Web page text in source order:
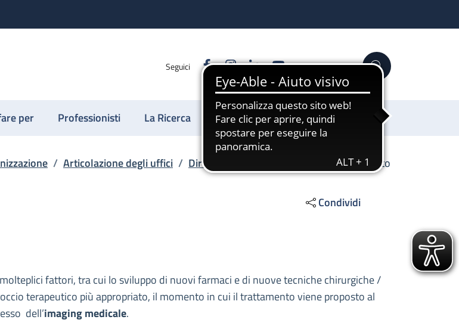
Seguici FacebookInstagram
LinkedinYouTube Cerca
per Professionisti La Ricerca Sostienici
/ Articolazione degli uffici / Direzione Scientifica SS Imaging avanzato
Condividi
fattori, tra cui lo sviluppo di nuovi farmaci e di nuove tecniche chirurgiche /
terapeutico più appropriato, il momento in cui il trattamento viene proposto al
dell’imaging medicale.